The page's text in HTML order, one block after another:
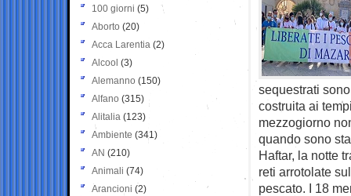
sequestrati
costruita ai
mezzogiorno
quando sono
Haftar, la notte
reti arrotolate
pescato. I 18
100 giorni (5)
Aborto (20)
Acca Larentia (2)
Alcool (3)
Alemanno (150)
Alfano (315)
Alitalia (123)
Ambiente (341)
AN (210)
Animali (74)
Arancioni (2)